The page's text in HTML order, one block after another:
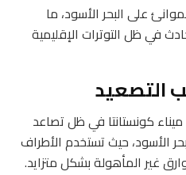
على البحر الأسود، ما
في ظل التوترات الإقليمية
التصعيد
كونستانتا في ظل تصاعد
الأسود، حيث تستخدم الأطراف
غير المأهولة بشكل متزايد.